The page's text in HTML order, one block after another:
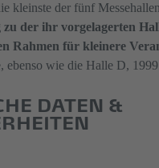
kleinste der fünf
zu der ihr vorgelagerten
Rahmen für kleinere
ebenso wie die Halle D, 1999
DATEN &